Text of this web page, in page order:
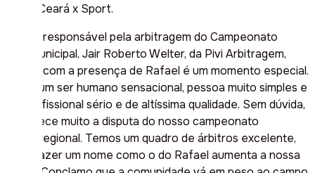
entre Ceará x Sport.
Para o responsável pela arbitragem do Campeonato
Intermunicipal, Jair Roberto Welter, da Pivi Arbitragem,
contar com a presença de Rafael é um momento especial.
“Ele é um ser humano sensacional, pessoa muito simples e
um profissional sério e de altíssima qualidade. Sem dúvida,
enriquece muito a disputa do nosso campeonato
microrregional. Temos um quadro de árbitros excelente,
mas trazer um nome como o do Rafael aumenta a nossa